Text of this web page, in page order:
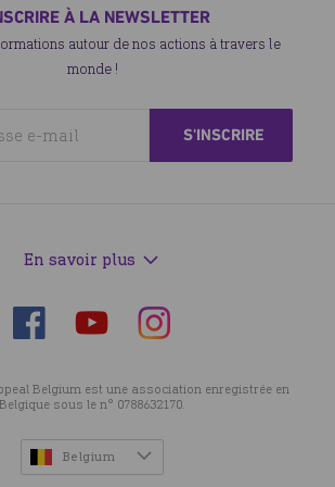
elle est alors une zakat acceptée et
par Abou Daoud)
À LA NEWSLETTER
autour de nos actions à travers le
monde !
En savoir plus
Suivez-
nous
Facebook
Suivez-
YouTube
Suivez-
nous
Instagram
Belgium est une association enregistrée en
Belgique sous le n° 0788632170.
Belgium